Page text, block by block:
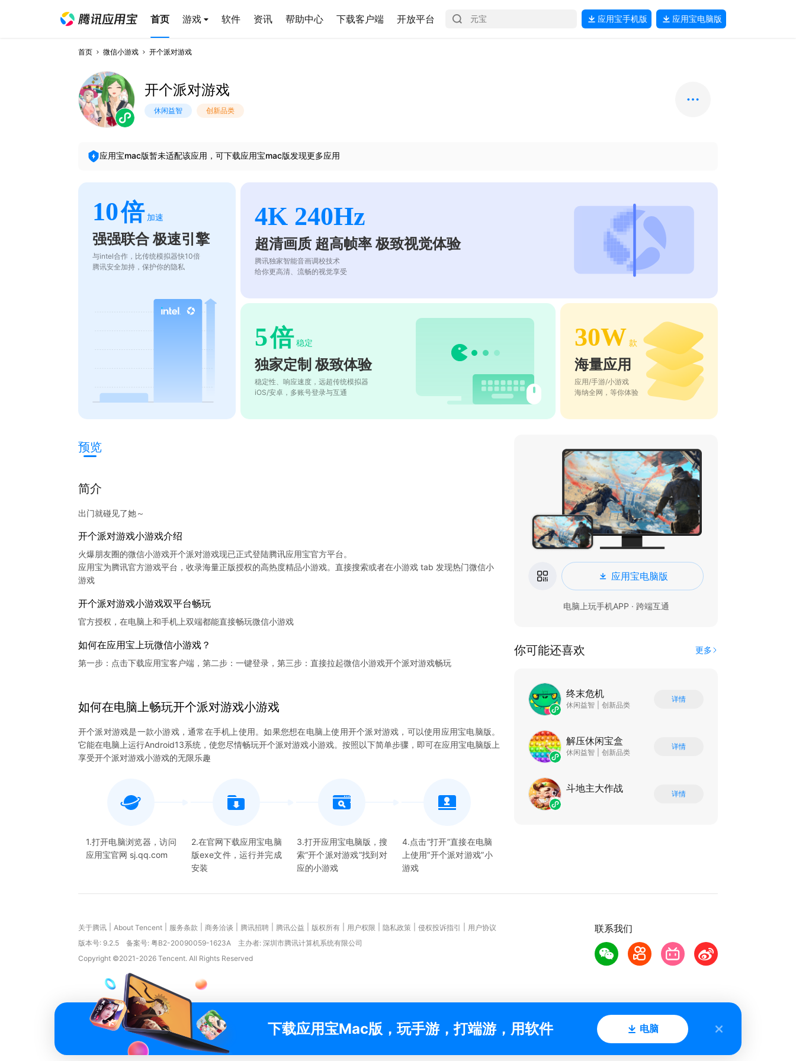
首页 游戏 软件 资讯 帮助中心 下载客户端 开放平台 应用宝手机版 应用宝电脑版
首页 微信小游戏 开个派对游戏
开个派对游戏
休闲益智 创新品类
应用宝mac版暂未适配该应用，可下载应用宝mac版发现更多应用
10倍 加速
强强联合 极速引擎
与intel合作，比传统模拟器快10倍
腾讯安全加持，保护你的隐私
4K 240Hz
超清画质 超高帧率 极致视觉体验
腾讯独家智能音画调校技术
给你更高清、流畅的视觉享受
5倍 稳定
独家定制 极致体验
稳定性、响应速度，远超传统模拟器
iOS/安卓，多账号登录与互通
30W 款
海量应用
应用/手游/小游戏
海纳全网，等你体验
预览
简介
出门就碰见了她～
开个派对游戏小游戏介绍
火爆朋友圈的微信小游戏开个派对游戏现已正式登陆腾讯应用宝官方平台。
应用宝为腾讯官方游戏平台，收录海量正版授权的高热度精品小游戏。直接搜索或者在小游戏 tab 发现热门微信小
开个派对游戏小游戏双平台畅玩
官方授权，在电脑上和手机上双端都能直接畅玩微信小游戏
如何在应用宝上玩微信小游戏？
第一步：点击下载应用宝客户端，第二步：一键登录，第三步：直接拉起微信小游戏开个派对游戏畅玩
如何在电脑上畅玩开个派对游戏小游戏
开个派对游戏是一款小游戏，通常在手机上使用。如果您想在电脑上使用开个派对游戏，可以使用应用宝电脑版。
它能在电脑上运行Android13系统，使您尽情畅玩开个派对游戏小游戏。按照以下简单步骤，即可在应用宝电脑版上
享受开个派对游戏小游戏的无限乐趣
1.打开电脑浏览器，访问
应用宝官网 sj.qq.com
2.在官网下载应用宝电脑
版exe文件，运行并完成
安装
3.打开应用宝电脑版，搜
索“开个派对游戏”找到对
应的小游戏
4.点击“打开”直接在电脑
上使用“开个派对游戏”小
游戏
应用宝电脑版
电脑上玩手机APP · 跨端互通
你可能还喜欢 更多
终末危机
休闲益智 创新品类
详情
解压休闲宝盒
休闲益智 创新品类
详情
斗地主大作战 详情
联系我们
关于腾讯 About Tencent 服务条款 商务洽谈 腾讯招聘 腾讯公益 版权所有 用户权限 隐私政策 侵权投诉指引
用户协议
版本号: 9.2.5 备案号: 粤B2-20090059-1623A
主办者: 深圳市腾讯计算机系统有限公司
Copyright ©2021-2026 Tencent. All Rights Reserved
下载应用宝Mac版，玩手游，打端游，用软件 电脑